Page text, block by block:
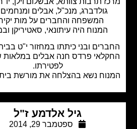
גולדברג, מנכ"ל, אבלים ומנחמים את
המשפחה והחברים על מות יקירם.
המנוח היה עיתונאי, סאטיריקן ובמאי.
ובני כיתתו במחזור י"ט בבית הספר
פרדס חנה אבלים במלאות שלושים
לפטירתו.
נשא בהצלחה את מורשת בית הספר.
גיל אלדמע ז"ל
ספטמבר 29, 2014